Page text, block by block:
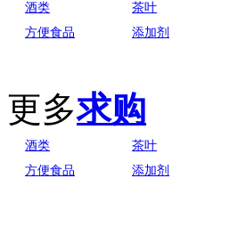
酒类 茶叶
方便食品
添加剂
更多求购
酒类 茶叶
方便食品
添加剂